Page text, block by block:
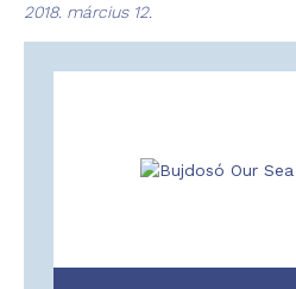
2018. március 12.